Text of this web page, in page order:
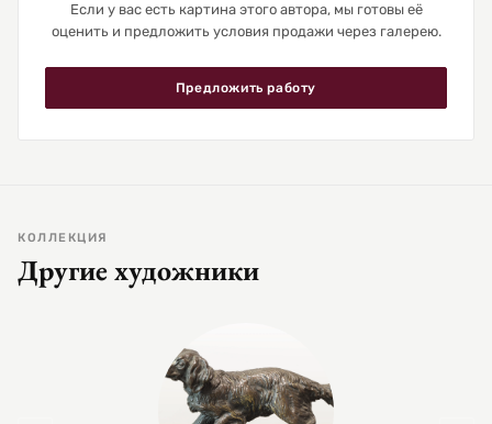
Если у вас есть картина этого автора, мы готовы её
оценить и предложить условия продажи через галерею.
Предложить работу
КОЛЛЕКЦИЯ
Другие художники